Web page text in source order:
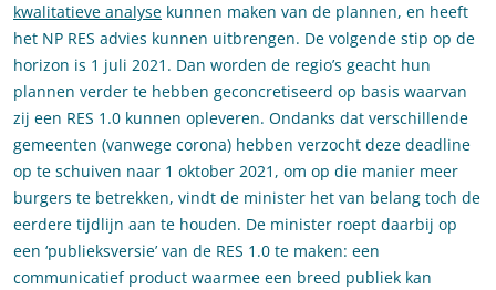
kwalitatieve analyse kunnen maken van de plannen, en heeft
het NP RES advies kunnen uitbrengen. De volgende stip op de
horizon is 1 juli 2021. Dan worden de regio’s geacht hun
plannen verder te hebben geconcretiseerd op basis waarvan
zij een RES 1.0 kunnen opleveren. Ondanks dat verschillende
gemeenten (vanwege corona) hebben verzocht deze deadline
op te schuiven naar 1 oktober 2021, om op die manier meer
burgers te betrekken, vindt de minister het van belang toch de
eerdere tijdlijn aan te houden. De minister roept daarbij op
een ‘publieksversie’ van de RES 1.0 te maken: een
communicatief product waarmee een breed publiek kan